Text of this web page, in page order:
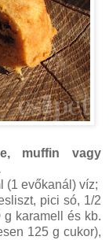
muffin vagy
(1 evőkanál) víz;
pici só, 1/2
g karamell és kb.
125 g cukor),